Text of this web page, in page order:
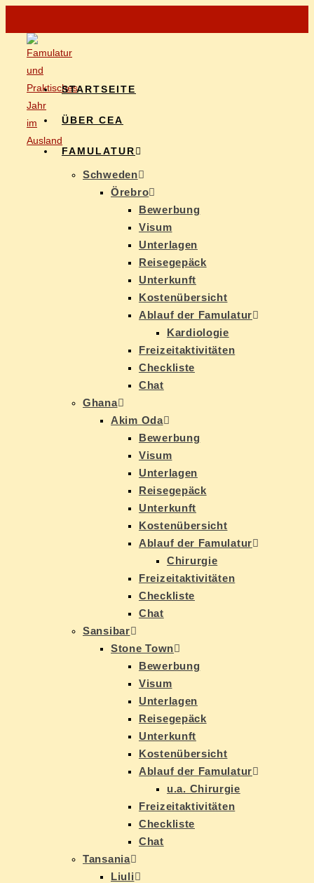
START­SEI­TE
ÜBER CEA
FAMU­LA­TUR
Schwe­den
Öre­b­ro
Be­wer­bung
Vi­sum
Un­ter­la­gen
Rei­se­ge­päck
Un­ter­kunft
Kos­ten­über­sicht
Ab­lauf der Famulatur
Kar­dio­lo­gie
Frei­zeit­ak­ti­vi­tä­ten
Check­lis­te
Chat
Gha­na
Akim Oda
Be­wer­bung
Vi­sum
Un­ter­la­gen
Rei­se­ge­päck
Un­ter­kunft
Kos­ten­über­sicht
Ab­lauf der Famulatur
Chir­ur­gie
Frei­zeit­ak­ti­vi­tä­ten
Check­lis­te
Chat
San­si­bar
Stone Town
Be­wer­bung
Vi­sum
Un­ter­la­gen
Rei­se­ge­päck
Un­ter­kunft
Kos­ten­über­sicht
Ab­lauf der Famulatur
u.a. Chir­ur­gie
Frei­zeit­ak­ti­vi­tä­ten
Check­lis­te
Chat
Tan­sa­nia
Liu­li